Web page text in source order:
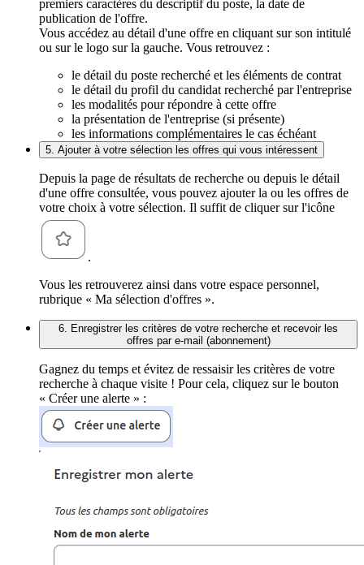
premiers caractères du descriptif du poste, la date de
publication de l'offre.
Vous accédez au détail d'une offre en cliquant sur son intitulé
ou sur le logo sur la gauche. Vous retrouvez :
le détail du poste recherché et les éléments de contrat
le détail du profil du candidat recherché par l'entreprise
les modalités pour répondre à cette offre
la présentation de l'entreprise (si présente)
les informations complémentaires le cas échéant
5. Ajouter à votre sélection les offres qui vous intéressent
Depuis la page de résultats de recherche ou depuis le détail
d'une offre consultée, vous pouvez ajouter la ou les offres de
votre choix à votre sélection. Il suffit de cliquer sur l'icône
.
Vous les retrouverez ainsi dans votre espace personnel,
rubrique « Ma sélection d'offres ».
6. Enregistrer les critères de votre recherche et recevoir les
offres par e-mail (abonnement)
Gagnez du temps et évitez de ressaisir les critères de votre
recherche à chaque visite ! Pour cela, cliquez sur le bouton
« Créer une alerte » :